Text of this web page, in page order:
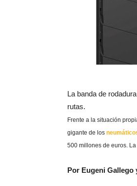
La banda de
rutas.
Frente a la situación
gigante de los
500 millones de euros.
Por Eugeni Gallego